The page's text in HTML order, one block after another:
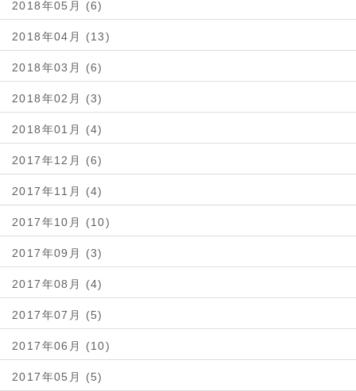
2018年05月 (6)
2018年04月 (13)
2018年03月 (6)
2018年02月 (3)
2018年01月 (4)
2017年12月 (6)
2017年11月 (4)
2017年10月 (10)
2017年09月 (3)
2017年08月 (4)
2017年07月 (5)
2017年06月 (10)
2017年05月 (5)